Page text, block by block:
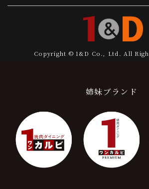
Copyright © 1&D Co., Ltd. All
姉妹ブランド